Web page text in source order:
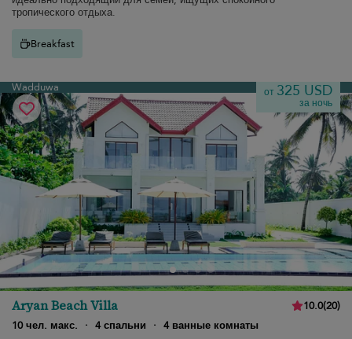
тропического отдыха.
Breakfast
Wadduwa от 325 USD
за ночь
Aryan Beach Villa 10.0(20)
10 чел. макс.
· 4 спальни · 4 ванные комнаты